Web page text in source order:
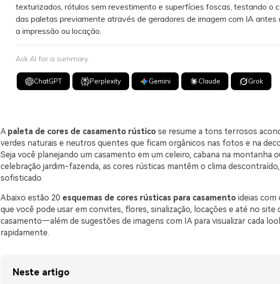
texturizados, rótulos sem revestimento e superfícies foscas, testando o
das paletas previamente através de geradores de imagem com IA antes
a impressão ou locação.
Ask AI for a summary
ChatGPT Perplexity Gemini Claude Grok
A paleta de cores de casamento rústicose resume a tons terrosos
verdes naturais e neutros quentes que ficam orgânicos nas fotos e na
Seja você planejando um casamento em um celeiro, cabana na montanha
celebração jardim-fazenda, as cores rústicas mantêm o clima descontraído,
sofisticado.
Abaixo estão 20 esquemas de cores rústicas para casamentoideias com
que você pode usar em convites, flores, sinalização, locações e até no site
casamento—além de sugestões de imagens com IA para visualizar cada
rapidamente.
Neste artigo